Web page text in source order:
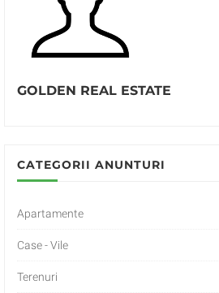
GOLDEN REAL ESTATE
CATEGORII ANUNTURI
Apartamente
Case - Vile
Terenuri